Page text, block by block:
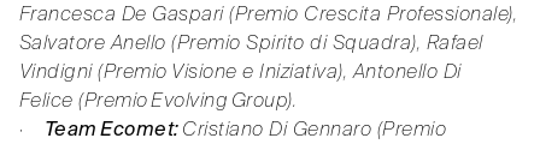
Francesca De Gaspari (Premio Crescita Professionale),
Salvatore Anello (Premio Spirito di Squadra), Rafael
Vindigni (Premio Visione e Iniziativa), Antonello Di
Felice (Premio Evolving Group).
· Team Ecomet:Cristiano Di Gennaro (Premio